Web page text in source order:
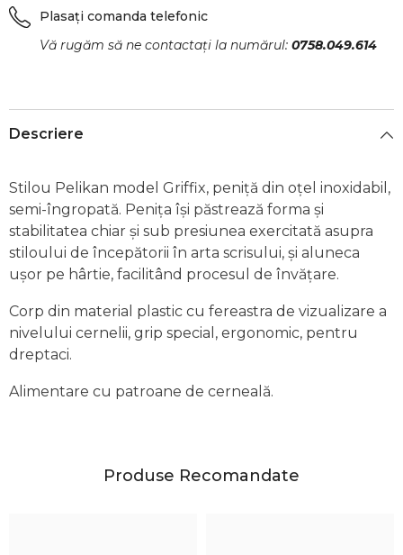
Plasați comanda telefonic
Vă rugăm să ne contactați la numărul: 0758.049.614
Descriere
Stilou Pelikan model Griffix, peniță din oțel inoxidabil,
semi-îngropată. Penița își păstrează forma și
stabilitatea chiar și sub presiunea exercitată asupra
stiloului de începătorii în arta scrisului, și aluneca
ușor pe hârtie, facilitând procesul de învățare.
Corp din material plastic cu fereastra de vizualizare a
nivelului cernelii, grip special, ergonomic, pentru
dreptaci.
Alimentare cu patroane de cerneală.
Produse Recomandate